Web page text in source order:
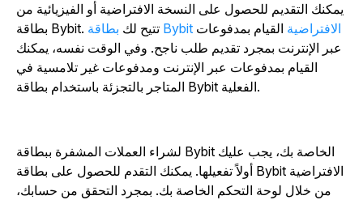
يمكنك التقديم للحصول على النسخة الافتراضية أو الفيزيائية من
بطاقة Bybit. تتيح لك
بطاقة Bybit الافتراضيةالقيام بمدفوعات
عبر الإنترنت بمجرد تقديم طلب ناجح. وفي الوقت نفسه، يمكنك
القيام بمدفوعات عبر الإنترنت ومدفوعات غير تلامسية في
لشراء العملات المشفرة ببطاقة Bybit الخاصة بك، يجب عليك
أولاً تفعيلها. يمكنك التقدم للحصول على بطاقة Bybit الافتراضية
من خلال لوحة التحكم الخاصة بك. بمجرد التحقق من حسابك،